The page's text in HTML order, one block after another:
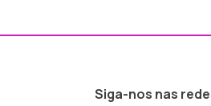
Siga-nos nas